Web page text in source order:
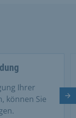
Ihrer
können Sie